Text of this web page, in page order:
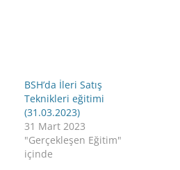
BSH’da İleri Satış
Teknikleri eğitimi
(31.03.2023)
31 Mart 2023
"Gerçekleşen Eğitim"
içinde